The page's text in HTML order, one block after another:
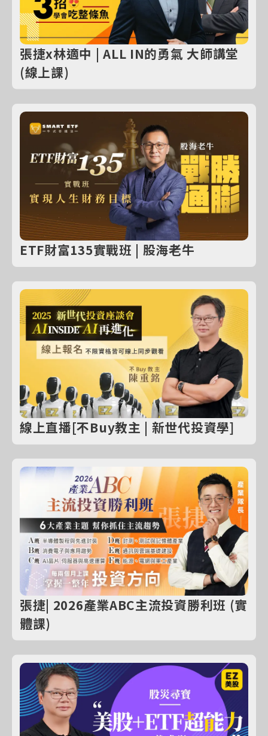
張捷x林適中 | ALL IN的勇氣 大師講堂
(線上課)
ETF財富135實戰班 | 股海老牛
線上直播[不Buy教主 | 新世代投資學]
張捷| 2026產業ABC主流投資勝利班 (實
體課)